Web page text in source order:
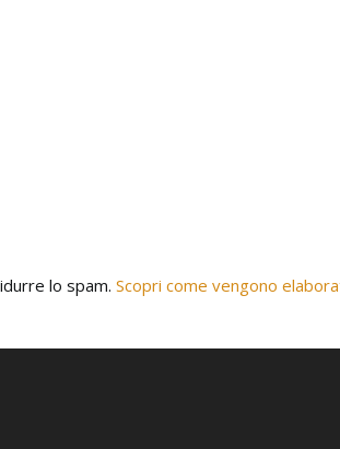
lo spam. Scopri come vengono